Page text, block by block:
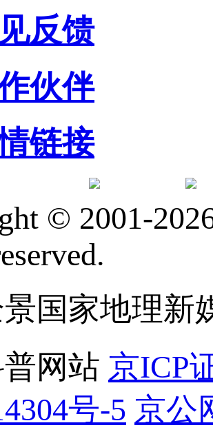
反馈
伙伴
链接
© 2001-
国家地理新
网站 京ICP
号-5 京公